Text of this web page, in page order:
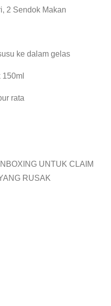
2 Sendok Makan
ke dalam gelas
rata
UNTUK CLAIM
RUSAK